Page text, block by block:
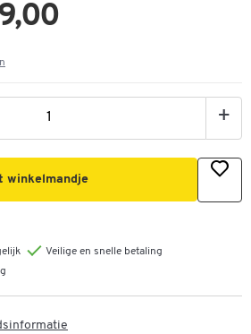
+
winkelmandje
Veilige en snelle betaling